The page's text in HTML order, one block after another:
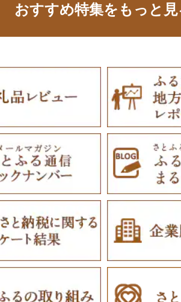
おすすめ特集をもっと